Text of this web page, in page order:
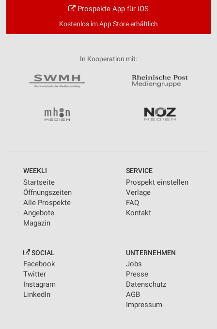
Prospekte App für iOS
Kostenlos im App Store erhältlich
In Kooperation mit:
WEEKLI
Startseite
Öffnungszeiten
Alle Prospekte
Angebote
Magazin
SERVICE
Prospekt einstellen
Verlage
FAQ
Kontakt
SOCIAL
Facebook
Twitter
Instagram
LinkedIn
UNTERNEHMEN
Jobs
Presse
Datenschutz
AGB
Impressum